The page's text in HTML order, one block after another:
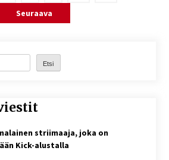
Seuraava
Etsi
striimaaja, joka on
Kick-alustalla